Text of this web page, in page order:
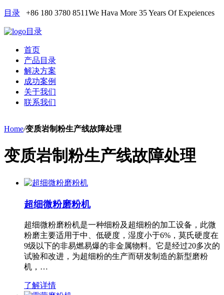
目录 +86 180 3780 8511We Hava More 35 Years Of Expeiences
目录
首页
产品目录
解决方案
成功案例
关于我们
联系我们
Home/变质岩制粉生产线故障处理
变质岩制粉生产线故障处理
超细微粉磨粉机
超细微粉磨粉机是一种细粉及超细粉的加工设备，此微
粉磨主要适用于中、低硬度，湿度小于6%，莫氏硬度在
9级以下的非易燃易爆的非金属物料。它是经过20多次的
试验和改进，为超细粉的生产而研发制造的新型磨粉
机，…
了解详情